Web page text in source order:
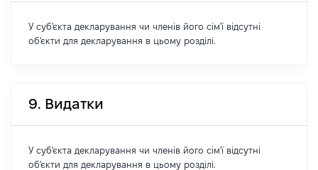
У суб'єкта декларування чи членів його сім'ї відсутні
об'єкти для декларування в цьому розділі.
9. Видатки
У суб'єкта декларування чи членів його сім'ї відсутні
об'єкти для декларування в цьому розділі.